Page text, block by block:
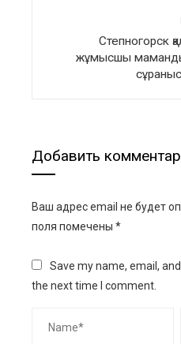
Степногорск
жұмысшы
Добавить
Ваш адрес email не будет
поля помечены *
Save my name, email,
the next time I comment.